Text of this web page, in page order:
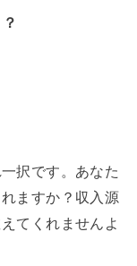
択です。あなた
ますか？収入源
てくれませんよ